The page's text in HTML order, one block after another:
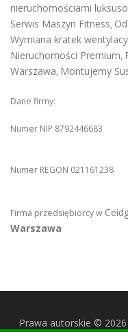
nieruchomościami
Serwis Maszyn Fitness,
Wymiana kratek
Nieruchomości Premium,
Warszawa, Montujemy
Dane firmy:
Numer NIP 8792446683
Numer REGON 021161238
Firma przedsiębiorcy w
Warszawa
Prawa autorskie ©